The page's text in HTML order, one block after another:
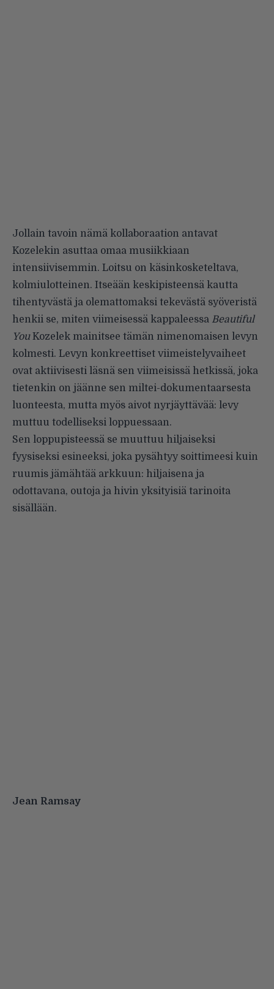
Jollain tavoin nämä kollaboraation antavat
Kozelekin asuttaa omaa musiikkiaan
intensiivisemmin. Loitsu on käsinkosketeltava,
kolmiulotteinen. Itseään keskipisteensä kautta
tihentyvästä ja olemattomaksi tekevästä syöveristä
henkii se, miten viimeisessä kappaleessa Beautiful
YouKozelek mainitsee tämän nimenomaisen levyn
kolmesti. Levyn konkreettiset viimeistelyvaiheet
ovat aktiivisesti läsnä sen viimeisissä hetkissä, joka
tietenkin on jäänne sen miltei-dokumentaarsesta
luonteesta, mutta myös aivot nyrjäyttävää: levy
muttuu todelliseksi loppuessaan.
Sen loppupisteessä se muuttuu hiljaiseksi
fyysiseksi esineeksi, joka pysähtyy soittimeesi kuin
ruumis jämähtää arkkuun: hiljaisena ja
odottavana, outoja ja hivin yksityisiä tarinoita
sisällään.
Jean Ramsay